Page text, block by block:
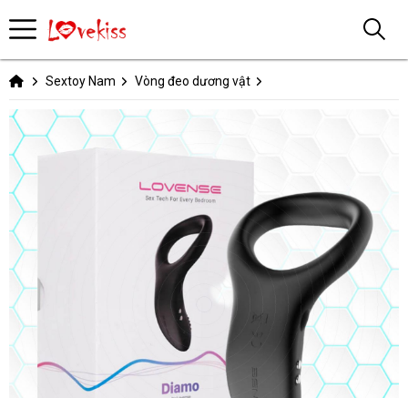
Sextoy Nam Vòng đeo dương vật